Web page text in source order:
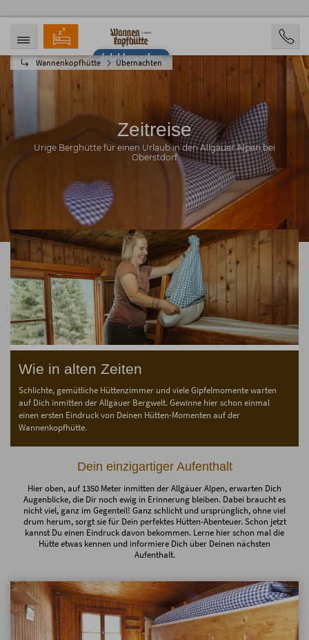
Jetzt bewerben
Wannenkopfhütte Übernachten
ANREISE ABREISE
BUCHEN
Zeitreise
Urige Berghütte für einen Urlaub in den Allgäuer Alpen bei
Oberstdorf
Wie in alten Zeiten
Schlichte, gemütliche Hüttenzimmer und viele Gipfelmomente warten
auf Dich inmitten der Allgäuer Bergwelt. Gewinne hier schon einmal
einen ersten Eindruck von Deinen Hütten-Momenten auf der
Wannenkopfhütte.
Dein einzigartiger Aufenthalt
Hier oben, auf 1350 Meter inmitten der Allgäuer Alpen, erwarten Dich
Augenblicke, die Dir noch ewig in Erinnerung bleiben. Dabei braucht es
nicht viel, ganz im Gegenteil! Ganz schlicht und ursprünglich, ohne viel
drum herum, sorgt sie für Dein perfektes Hütten-Abenteuer. Schon jetzt
kannst Du einen Eindruck davon bekommen. Lerne hier schon mal die
Hütte etwas kennen und informiere Dich über Deinen nächsten
Aufenthalt.